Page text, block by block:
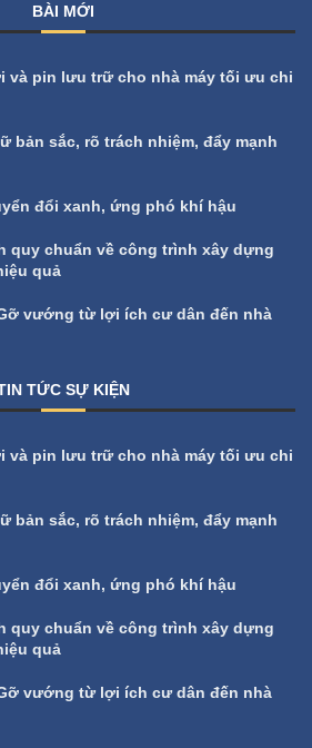
BÀI MỚI
và pin lưu trữ cho nhà máy tối ưu chi
bản sắc, rõ trách nhiệm, đẩy mạnh
đổi xanh, ứng phó khí hậu
quy chuẩn về công trình xây dựng
quả
vướng từ lợi ích cư dân đến nhà
TỨC SỰ KIỆN
và pin lưu trữ cho nhà máy tối ưu chi
bản sắc, rõ trách nhiệm, đẩy mạnh
đổi xanh, ứng phó khí hậu
quy chuẩn về công trình xây dựng
quả
vướng từ lợi ích cư dân đến nhà